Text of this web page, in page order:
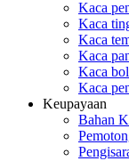
Kaca
Kaca
Kaca
Kaca
Kaca
Kaca
Keupayaan
Bahan